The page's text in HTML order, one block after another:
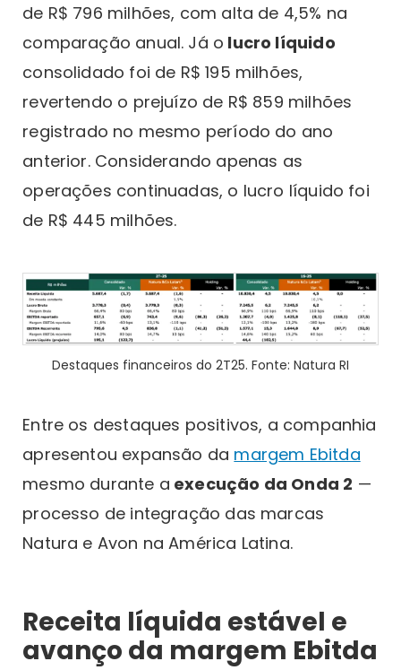
de R$ 796 milhões, com alta de 4,5% na
comparação anual. Já o lucro líquido
consolidado foi de R$ 195 milhões,
revertendo o prejuízo de R$ 859 milhões
registrado no mesmo período do ano
anterior. Considerando apenas as
operações continuadas, o lucro líquido foi
de R$ 445 milhões.
Destaques financeiros do 2T25. Fonte: Natura RI
Entre os destaques positivos, a companhia
apresentou expansão da margem Ebitda
mesmo durante a execução da Onda 2 —
processo de integração das marcas
Natura e Avon na América Latina.
Receita líquida estável e
avanço da margem Ebitda